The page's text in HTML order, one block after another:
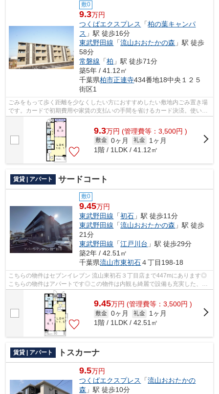
敷0
9.3万円
つくばエクスプレス
「柏の葉キャンパ
ス 」駅 徒歩16分
東武野田線 「流山おおたかの森 」駅 徒歩
58分
常磐線 「柏 」駅 徒歩71分
築5年 / 41.12㎡
千葉県柏市正連寺434番地18中央１２５
街区1
ごみをもって歩く距離を少なくしたい方におすすめしたい敷地内ごみ置き場
です。カードで初期費用や家賃の支払いの手間を省けるカード決済。使い勝
手の良いアパートでイチオシの物件で...
9.3万円 (管理費等：3,500円 )
敷金 0ヶ月 礼金
1ヶ月
1階 / 1LDK / 41.12㎡
賃貸 | アパート サードコート
敷0
9.45万円
東武野田線 「初石 」駅 徒歩11分
東武野田線 「流山おおたかの森 」駅 徒歩
21分
東武野田線 「江戸川台 」駅 徒歩29分
築2年 / 42.51㎡
千葉県流山市東初石４丁目198-18
こちらの物件はセブンイレブン 流山東初石３丁目店まで447mにあります◎
こちらの物件はアパートです◎この物件は内観も綺麗で設備も充実した、
2024年築です◎こちらの物件には自走式駐車...
9.45万円 (管理費等：3,500円 )
敷金 0ヶ月 礼金
1ヶ月
1階 / 1LDK / 42.51㎡
賃貸 | アパート トスカーナ
9.5万円
つくばエクスプレス
「流山おおたかの
森 」駅 徒歩10分